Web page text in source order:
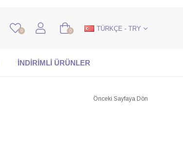
0 0 TÜRKÇE - TRY
İNDİRİMLİ ÜRÜNLER
Önceki Sayfaya Dön